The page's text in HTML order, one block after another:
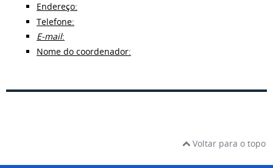
Endereço:
Telefone:
E-mail:
Nome do coordenador:
Voltar para o topo